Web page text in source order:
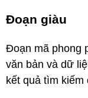
Đoạn giàu
Đoạn mã phong
văn bản và dữ
kết quả tìm kiếm